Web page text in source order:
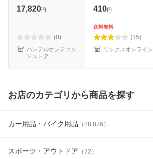
1061 クラッツィオ
17,820円
(0)
ハンデルオンデマン
ドストア
アップ アクセサリ
トヨタ マツダ ダイ
ハツ スバル レクサ
ス
410円
送料無料
(15)
リンクスオンライン
お店のカテゴリから商品を探す
カー用品・バイク用品 （28,876 ）
スポーツ・アウトドア （22 ）